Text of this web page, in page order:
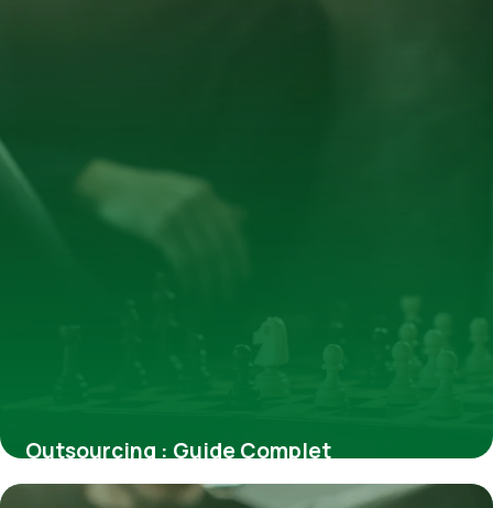
Outsourcing : Guide Complet
Externalisation